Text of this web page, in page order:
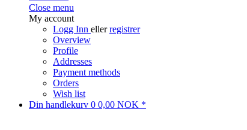
Close menu
My account
Logg Inn ellerregistrer
Overview
Profile
Addresses
Payment methods
Orders
Wish list
Din handlekurv 0 0,00 NOK *